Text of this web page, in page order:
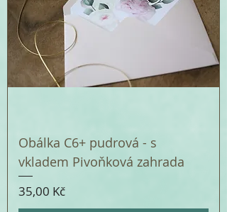
Obálka C6+ pudrová - s
vkladem Pivoňková zahrada
Cena
35,00 Kč